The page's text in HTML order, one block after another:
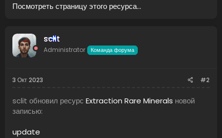
а также возможность настраивать добычу из каждого
Посмотреть страницу этого ресурса...
sclit
Administrator Команда форума
3 Окт 2023 #2
sclit обновил ресурс Extraction Rare Minerals новой
записью:
update